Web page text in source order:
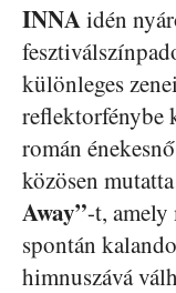
INNAidén
különleges
reflektorfénybe
román
közösen
Away”-t, amely
spontán
himnuszává